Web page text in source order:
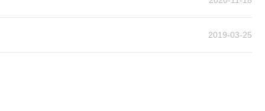
2019-03-25